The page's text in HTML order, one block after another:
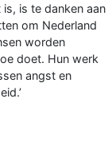
is te danken aan
om Nederland
worden
doet. Hun werk
angst en